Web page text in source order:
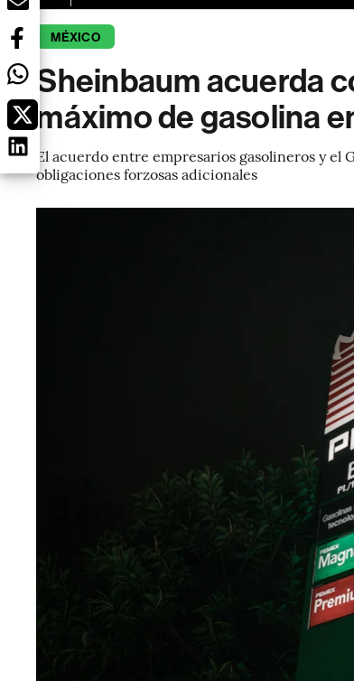
MÉXICO
Sheinbaum acuerda
máximo de gasolina
El acuerdo entre empresarios gasolineros y
obligaciones forzosas adicionales